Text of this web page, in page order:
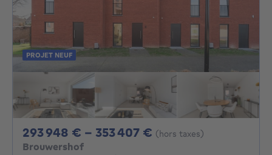
PROJET NEUF
293 948 € - 353 407 € De 293948€ À
(hors taxes)
Brouwershof